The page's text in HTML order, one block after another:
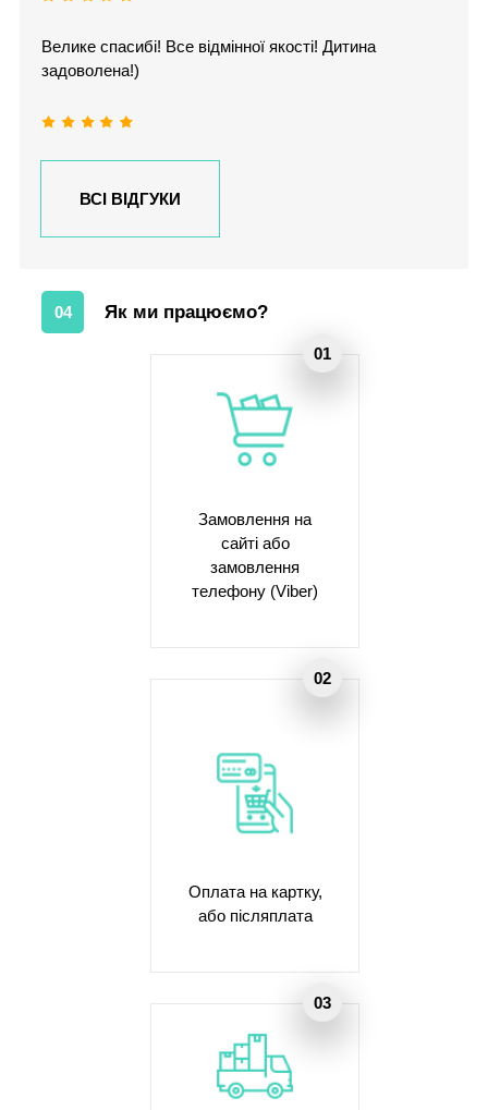
Велике спасибі! Все відмінної якості! Дитина
задоволена!)
ВСІ ВІДГУКИ
04 Як ми працюємо?
Замовлення на
сайті або
замовлення
телефону (Viber)
Оплата на картку,
або післяплата